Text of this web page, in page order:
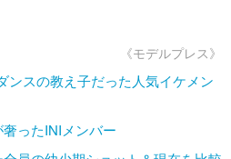
《モデルプレス》
ンスの教え子だった人気イケメン
奢ったINIメンバー